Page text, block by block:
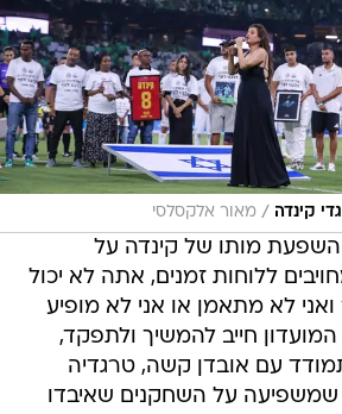
קינדה / מאור אלקסלסי
השפעת מותו של קינדה על
ללוחות זמנים, אתה לא יכול
לא מתאמן או אני לא מופיע
חייב להמשיך ולתפקד,
עם אובדן קשה, טרגדיה
שמשפיעה על השחקנים שאיבדו